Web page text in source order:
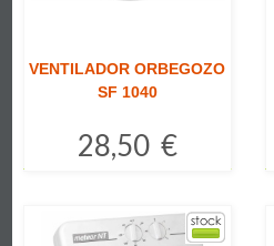
VENTILADOR ORBEGOZO
SF 1040
28,50 €